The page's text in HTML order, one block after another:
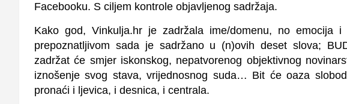
Facebooku. S ciljem kontrole objavljenog sadržaja.
Kako god, Vinkulja.hr je zadržala ime/domenu, no
prepoznatljivom sada je sadržano u (n)ovih deset slova;
zadržat će smjer iskonskog, nepatvorenog objektivnog
iznošenje svog stava, vrijednosnog suda… Bit će oaza
pronaći i ljevica, i desnica, i centrala.